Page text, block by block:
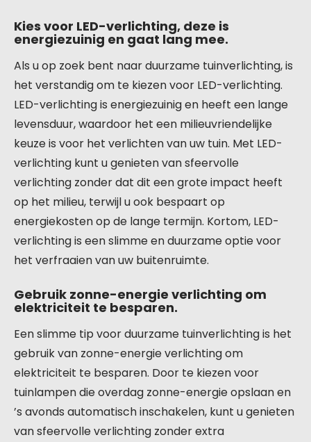
Kies voor LED-verlichting, deze is
energiezuinig en gaat lang mee.
Als u op zoek bent naar duurzame tuinverlichting, is
het verstandig om te kiezen voor LED-verlichting.
LED-verlichting is energiezuinig en heeft een lange
levensduur, waardoor het een milieuvriendelijke
keuze is voor het verlichten van uw tuin. Met LED-
verlichting kunt u genieten van sfeervolle
verlichting zonder dat dit een grote impact heeft
op het milieu, terwijl u ook bespaart op
energiekosten op de lange termijn. Kortom, LED-
verlichting is een slimme en duurzame optie voor
het verfraaien van uw buitenruimte.
Gebruik zonne-energie verlichting om
elektriciteit te besparen.
Een slimme tip voor duurzame tuinverlichting is het
gebruik van zonne-energie verlichting om
elektriciteit te besparen. Door te kiezen voor
tuinlampen die overdag zonne-energie opslaan en
’s avonds automatisch inschakelen, kunt u genieten
van sfeervolle verlichting zonder extra